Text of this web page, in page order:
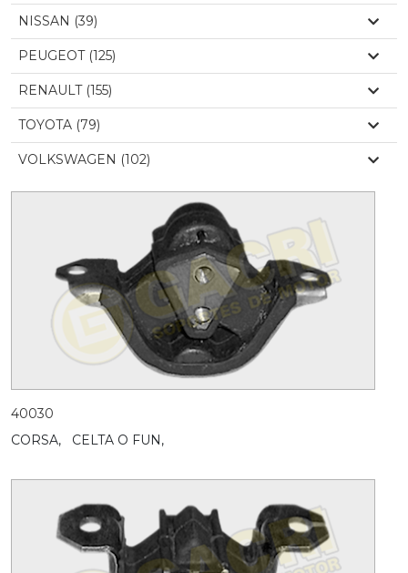
NISSAN (39)
PEUGEOT (125)
RENAULT (155)
TOYOTA (79)
VOLKSWAGEN (102)
40030
CORSA,
CELTA O FUN,